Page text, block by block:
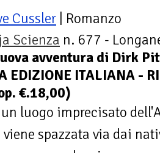
Cussler | Romanzo
Scienza n. 677 -
avventura di Dirk
EDIZIONE ITALIANA -
€.18,00)
luogo imprecisato
spazzata via dai